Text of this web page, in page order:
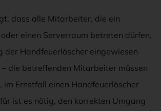
dass alle Mitarbeiter, die ein
einen Serverraum betreten dürfen,
der Handfeuerlöscher eingewiesen
die betreffenden Mitarbeiter müssen
im Ernstfall einen Handfeuerlöscher
ist es nötig, den korrekten Umgang